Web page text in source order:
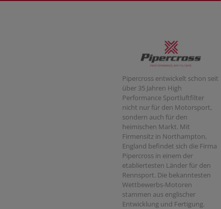
Pipercross entwickelt schon seit
über 35 Jahren High
Performance Sportluftfilter
nicht nur für den Motorsport,
sondern auch für den
heimischen Markt. Mit
Firmensitz in Northampton,
England befindet sich die Firma
Pipercross in einem der
etabliertesten Länder für den
Rennsport. Die bekanntesten
Wettbewerbs-Motoren
stammen aus englischer
Entwicklung und Fertigung.